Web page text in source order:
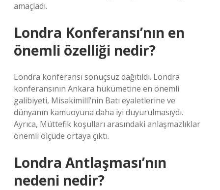
amaçladı.
Londra Konferansı’nın en
önemli özelliği nedir?
Londra konferansı sonuçsuz dağıtıldı. Londra
konferansının Ankara hükümetine en önemli
galibiyeti, Misakimillî’nin Batı eyaletlerine ve
dünyanın kamuoyuna daha iyi duyurulmasıydı.
Ayrıca, Müttefik koşulları arasındaki anlaşmazlıklar
önemli ölçüde ortaya çıktı.
Londra Antlaşması’nın
nedeni nedir?